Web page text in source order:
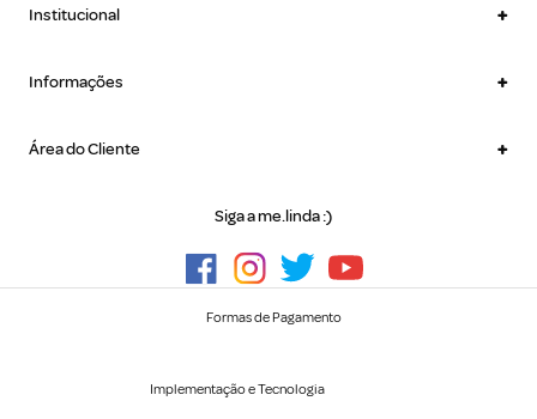
Institucional +
Informações +
Área do Cliente +
Siga a me.linda :)
Formas de Pagamento
Implementação e Tecnologia